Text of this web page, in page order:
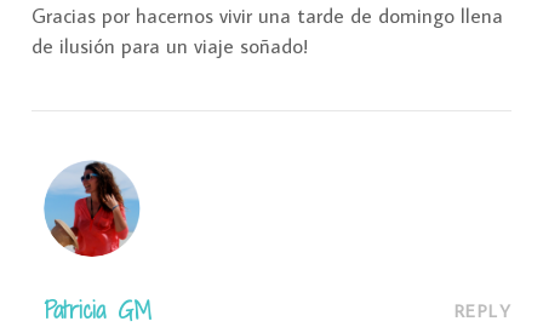
Gracias por hacernos vivir una tarde de domingo llena
de ilusión para un viaje soñado!
Patricia GM REPLY